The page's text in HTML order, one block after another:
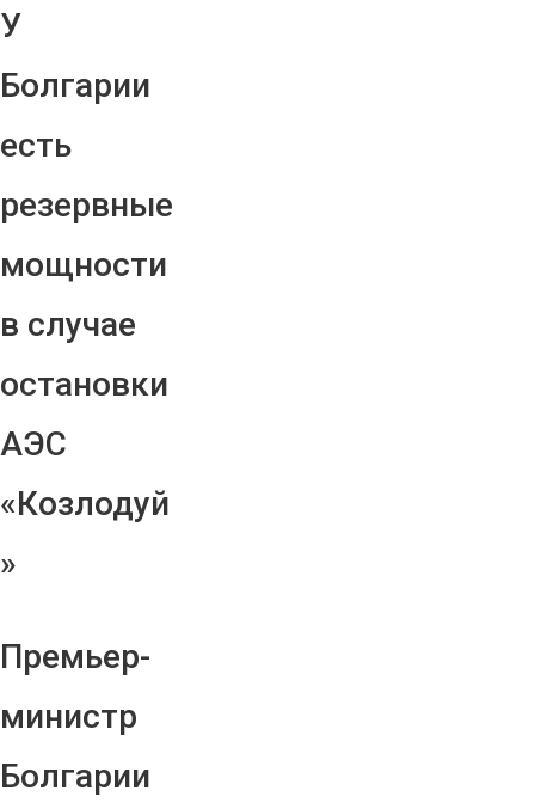
У
Болгарии
есть
резервные
мощности
в случае
остановки
АЭС
«Козлодуй
»
Премьер-
министр
Болгарии